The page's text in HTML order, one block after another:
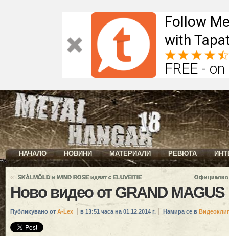
Follow
with
FREE -
НАЧАЛО НОВИНИ МАТЕРИАЛИ РЕВЮТА
« SKÁLMÖLD и WIND ROSE идват с ELUVEITIE Официално
Ново видео от GRAND MAGUS
Публикувано от A-Lex в 13:51 часа на 01.12.2014 г. Намира се в